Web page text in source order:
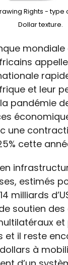
Rights - type
Dollar texture.
et leur
pandémie
une
cette
estimés
milliards
soutien
et il reste
à